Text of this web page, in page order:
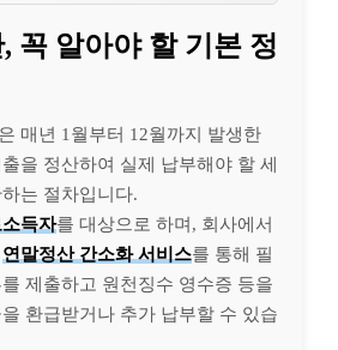
꼭 알아야 할 기본 정
매년 1월부터 12월까지 발생한
을 정산하여 실제 납부해야 할 세
는 절차입니다.
득자를 대상으로 하며, 회사에서
연말정산 간소화 서비스를 통해 필
제출하고 원천징수 영수증 등을
환급받거나 추가 납부할 수 있습